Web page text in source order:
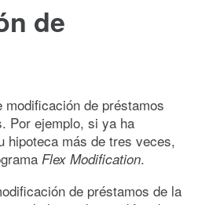
de
modificación de préstamos
Por ejemplo, si ya ha
hipoteca más de tres veces,
Flex Modification.
de préstamos de la